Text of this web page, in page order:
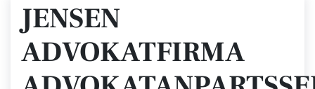
JENSEN
ADVOKATFIRMA